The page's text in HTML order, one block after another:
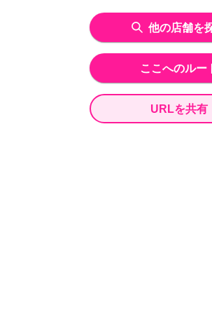
他の店舗を
ここへのルー
URLを共有